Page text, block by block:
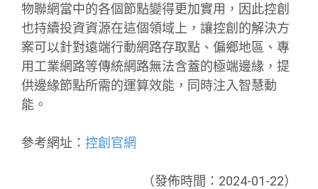
物聯網當中的各個節點變得更加實用，因此控創
也持續投資資源在這個領域上，讓控創的解決方
案可以針對遠端行動網路存取點、偏鄉地區、專
用工業網路等傳統網路無法含蓋的極端邊緣，提
供邊緣節點所需的運算效能，同時注入智慧動
能。
參考網址： 控創官網
（發佈時間：2024-01-22）